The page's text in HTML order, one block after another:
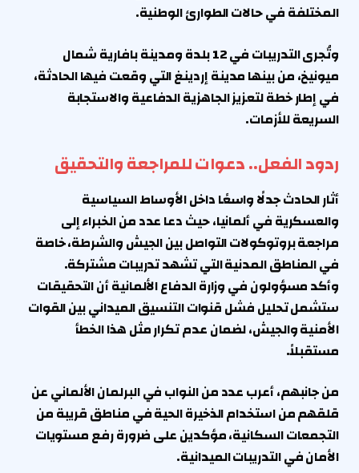
المختلفة في حالات الطوارئ الوطنية.
وتُجرى التدريبات في 12 بلدة ومدينة بافارية شمال
ميونيخ، من بينها مدينة إردينغ التي وقعت فيها الحادثة،
في إطار خطة لتعزيز الجاهزية الدفاعية والاستجابة
السريعة للأزمات.
ردود الفعل.. دعوات للمراجعة والتحقيق
أثار الحادث جدلًا واسعًا داخل الأوساط السياسية
والعسكرية في ألمانيا، حيث دعا عدد من الخبراء إلى
مراجعة بروتوكولات التواصل بين الجيش والشرطة، خاصة
في المناطق المدنية التي تشهد تدريبات مشتركة.
وأكد مسؤولون في وزارة الدفاع الألمانية أن التحقيقات
ستشمل تحليل فشل قنوات التنسيق الميداني بين القوات
الأمنية والجيش، لضمان عدم تكرار مثل هذا الخطأ
مستقبلاً.
من جانبهم، أعرب عدد من النواب في البرلمان الألماني عن
قلقهم من استخدام الذخيرة الحية في مناطق قريبة من
التجمعات السكانية، مؤكدين على ضرورة رفع مستويات
الأمان في التدريبات الميدانية.